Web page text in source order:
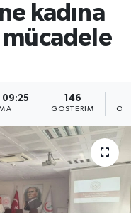
kadına
09:25 146
GÖSTERIM